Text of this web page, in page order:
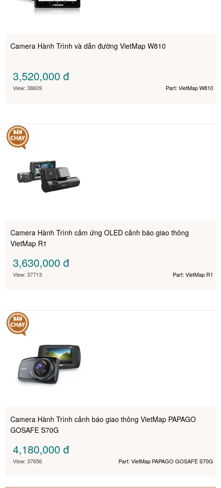
Camera Hành Trình và dẫn đường VietMap W810
3,520,000đ
View: 38609 Part: VietMap W810
Camera Hành Trình cảm ứng OLED cảnh báo giao thông
VietMap R1
3,630,000đ
View: 37713 Part: VietMap R1
Camera Hành Trình cảnh báo giao thông VietMap PAPAGO
GOSAFE S70G
4,180,000đ
View: 37656 Part: VietMap PAPAGO GOSAFE S70G